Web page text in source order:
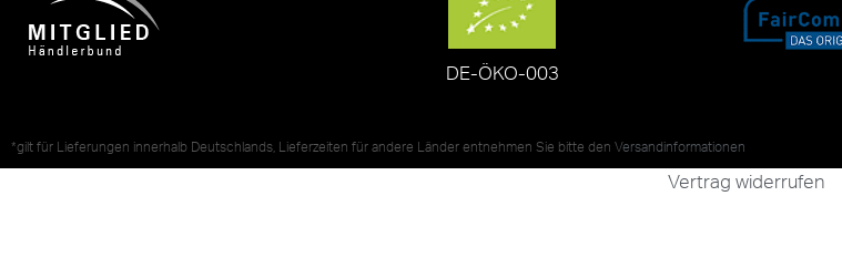
DE-ÖKO-003
*gilt für Lieferungen innerhalb Deutschlands, Lieferzeiten für andere Länder entnehmen Sie bitte den Versandinformationen
Vertrag widerrufen